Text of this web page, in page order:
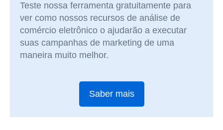
Teste nossa ferramenta gratuitamente para
ver como nossos recursos de análise de
comércio eletrônico o ajudarão a executar
suas campanhas de marketing de uma
maneira muito melhor.
Saber mais